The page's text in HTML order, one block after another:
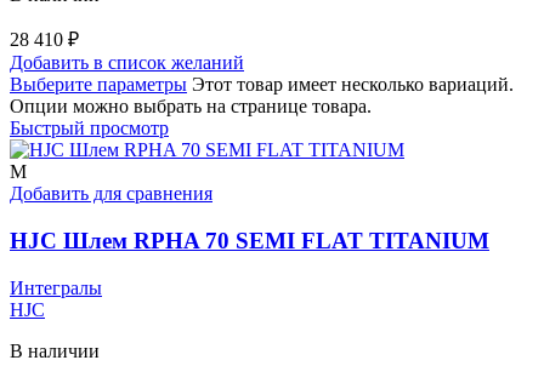
28 410 ₽
Добавить в список желаний
Выберите параметры Этот товар имеет несколько вариаций.
Опции можно выбрать на странице товара.
Быстрый просмотр
M
Добавить для сравнения
HJC Шлем RPHA 70 SEMI FLAT TITANIUM
Интегралы
HJC
В наличии